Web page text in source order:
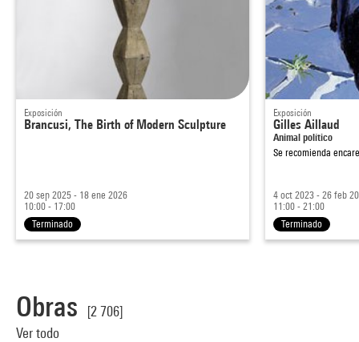
Exposición
Brancusi, The Birth of Modern Sculpture
20 sep 2025 - 18 ene 2026
10:00 - 17:00
Terminado
Exposición
Gilles Aillaud
Animal político
Se recomienda
4 oct 2023 - 26 feb
11:00 - 21:00
Terminado
Obras
[2 706]
Ver todo